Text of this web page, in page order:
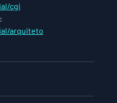
cgi
arquiteto